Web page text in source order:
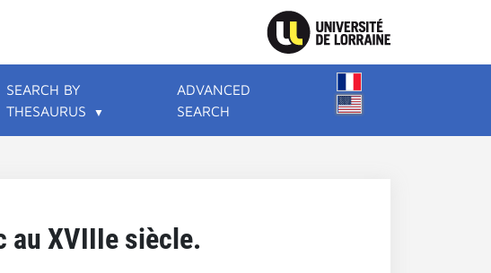
SEARCH BY
THESAURUS
ADVANCED
SEARCH
au XVIIIe siècle.